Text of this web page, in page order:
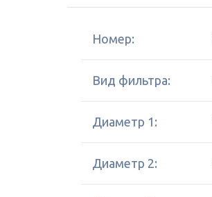
Номер:
Вид фильтра:
Диаметр 1:
Диаметр 2: